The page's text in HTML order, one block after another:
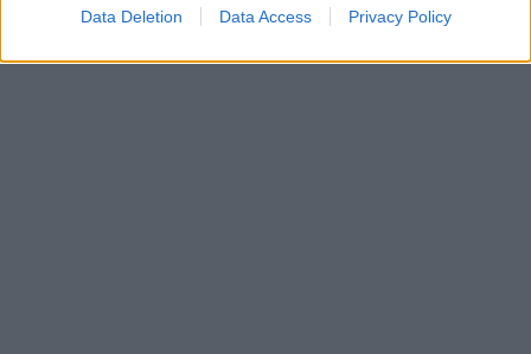
Data Deletion Data Access Privacy Policy